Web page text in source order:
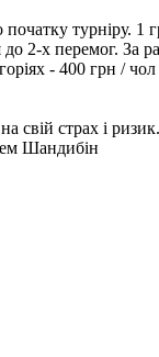
початку турніру.
2-х перемог. За
- 400 грн / чол
свій страх і
Шандибін